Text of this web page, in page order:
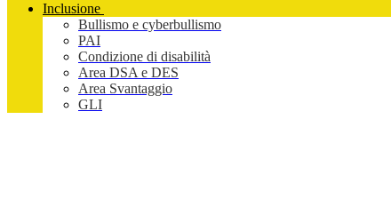
Inclusione
Bullismo e cyberbullismo
PAI
Condizione di disabilità
Area DSA e DES
Area Svantaggio
GLI